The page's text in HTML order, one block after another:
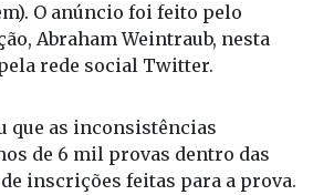
O anúncio foi feito pelo
Abraham Weintraub, nesta
rede social Twitter.
que as inconsistências
de 6 mil provas dentro das
inscrições feitas para a prova.